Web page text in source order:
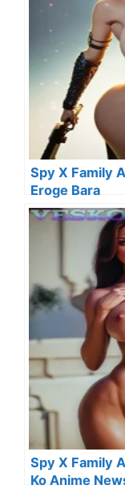
Spy X Family
Eroge Bara
Spy X Family
Ko Anime